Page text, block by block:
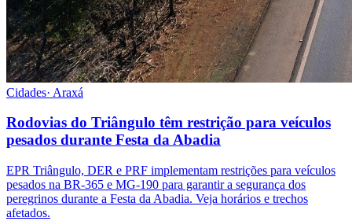
Cidades· Araxá
Rodovias do Triângulo têm restrição para veículos
pesados durante Festa da Abadia
EPR Triângulo, DER e PRF implementam restrições para veículos
pesados na BR-365 e MG-190 para garantir a segurança dos
peregrinos durante a Festa da Abadia. Veja horários e trechos
afetados.